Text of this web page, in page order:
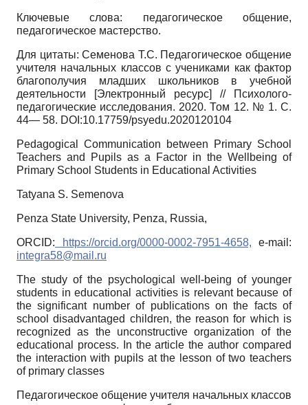
Ключевые слова: педагогическое общение,
педагогическое мастерство.
Для цитаты: Семенова Т.С. Педагогическое общение
учителя начальных классов с учениками как фактор
благополучия младших школьников в учебной
деятельности [Электронный ресурс] // Психолого-
педагогические исследования. 2020.Том 12. № 1. C.
44— 58. DOI:10.17759/psyedu.2020120104
Pedagogical Communication between Primary School
Teachers and Pupils as a Factor in the Wellbeing of
Primary School Students in Educational Activities
Tatyana S. Semenova
Penza State University, Penza, Russia,
ORCID: https://orcid.org/0000-0002-7951-4658, e-mail:
integra58@mail.ru
The study of the psychological well-being of younger
students in educational activities is relevant because of
the significant number of publications on the facts of
school disadvantaged children, the reason for which is
recognized as the unconstructive organization of the
educational process. In the article the author compared
the interaction with pupils at the lesson of two teachers
of primary classes
Педагогическое общение учителя начальных классов